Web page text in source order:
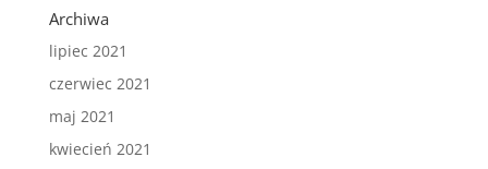
Archiwa
lipiec 2021
czerwiec 2021
maj 2021
kwiecień 2021